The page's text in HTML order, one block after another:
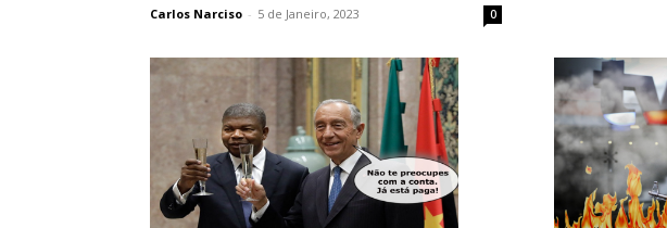
Carlos Narciso - 5 de Janeiro, 2023 0